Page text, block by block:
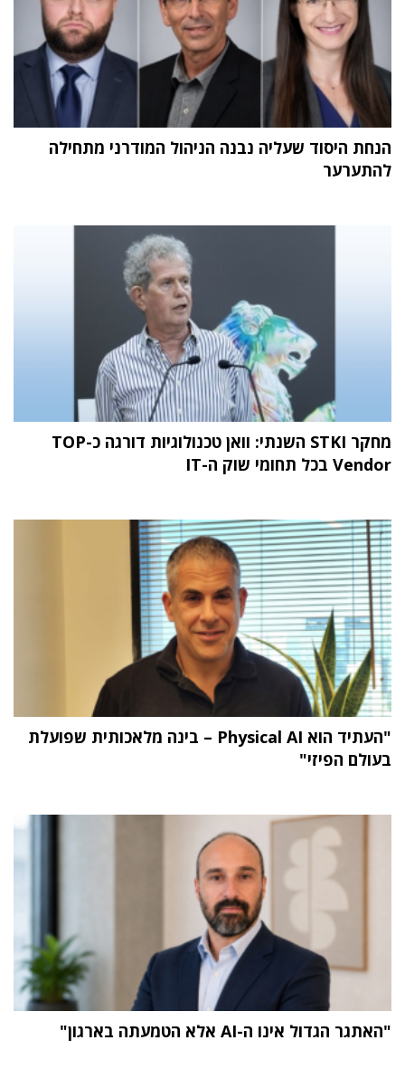
הנחת היסוד שעליה נבנה הניהול המודרני מתחילה
להתערער
מחקר STKI השנתי: וואן טכנולוגיות דורגה כ-TOP
Vendor בכל תחומי שוק ה-IT
"העתיד הוא Physical AI – בינה מלאכותית שפועלת
בעולם הפיזי"
"האתגר הגדול אינו ה-AI אלא הטמעתה בארגון"